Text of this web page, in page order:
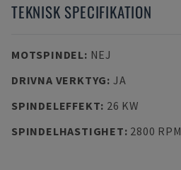
TEKNISK SPECIFIKATION
MOTSPINDEL: NEJ
DRIVNA VERKTYG: JA
SPINDELEFFEKT: 26 KW
SPINDELHASTIGHET: 2800 RPM